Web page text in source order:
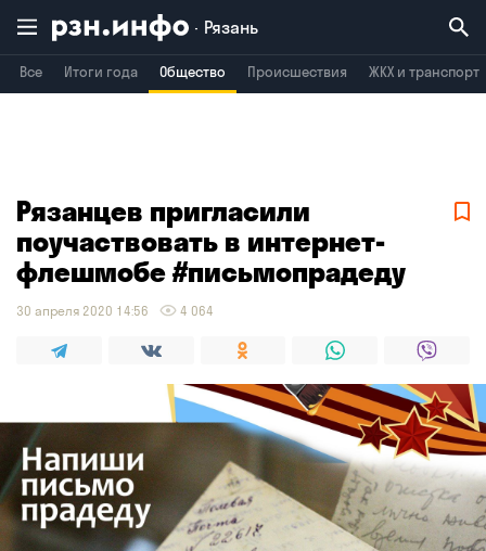
Рязань
Все Итоги года Общество Происшествия ЖКХ и транспорт
Воронеж Брянск
Рязанцев пригласили
поучаствовать в интернет-
флешмобе #письмопрадеду
30 апреля 2020 14:56 4 064